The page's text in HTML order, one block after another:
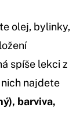
olej, bylinky,
spíše lekci z
najdete
barviva,